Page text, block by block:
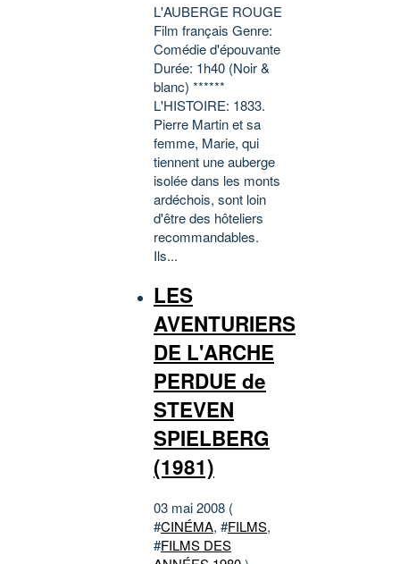
L'AUBERGE ROUGE
Film français Genre:
Comédie d'épouvante
Durée: 1h40 (Noir &
blanc) ******
L'HISTOIRE: 1833.
Pierre Martin et sa
femme, Marie, qui
tiennent une auberge
isolée dans les monts
ardéchois, sont loin
d'être des hôteliers
recommandables.
Ils...
LES
AVENTURIERS
DE L'ARCHE
PERDUE de
STEVEN
SPIELBERG
(1981)
03 mai 2008 (
#CINÉMA, #FILMS,
#FILMS DES